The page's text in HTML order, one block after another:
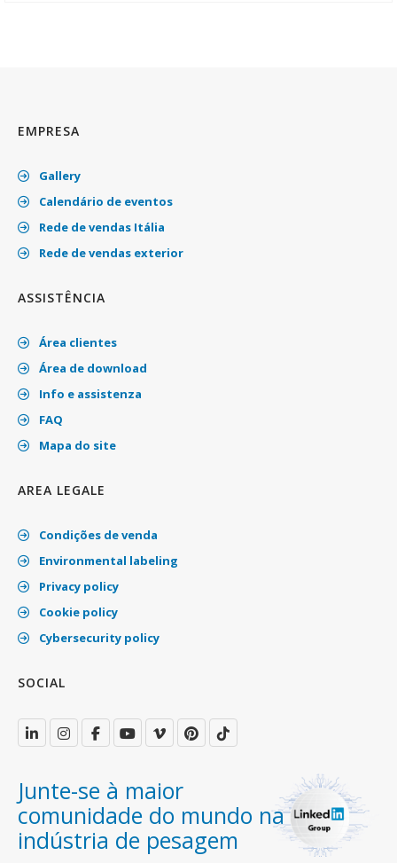
EMPRESA
Gallery
Calendário de eventos
Rede de vendas Itália
Rede de vendas exterior
ASSISTÊNCIA
Área clientes
Área de download
Info e assistenza
FAQ
Mapa do site
AREA LEGALE
Condições de venda
Environmental labeling
Privacy policy
Cookie policy
Cybersecurity policy
SOCIAL
Junte-se à maior
comunidade do mundo na
indústria de pesagem